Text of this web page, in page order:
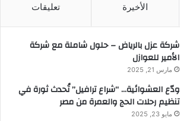
الأخيرة تعليقات
شركة عزل بالرياض – حلول شاملة مع شركة
الأمير للعوازل
مارس 21, 2025
ودّع العشوائية… “شراع ترافيل” تُحدث ثورة في
تنظيم رحلات الحج والعمرة من مصر
مايو 23, 2025